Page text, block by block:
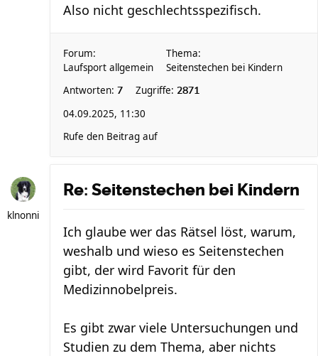
Also nicht geschlechtsspezifisch.
Forum:
Laufsport allgemein
Thema:
Seitenstechen bei Kindern
Antworten: 7 Zugriffe: 2871
04.09.2025, 11:30
Rufe den Beitrag auf
klnonni
Re: Seitenstechen bei Kindern
Ich glaube wer das Rätsel löst, warum,
weshalb und wieso es Seitenstechen
gibt, der wird Favorit für den
Medizinnobelpreis.
Es gibt zwar viele Untersuchungen und
Studien zu dem Thema, aber nichts